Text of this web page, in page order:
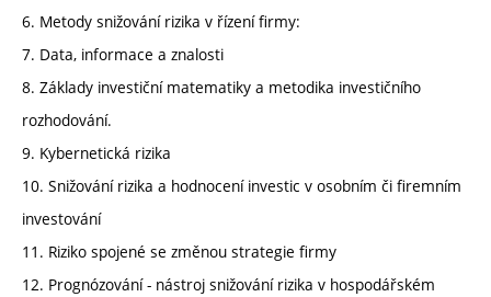
6. Metody snižování rizika v řízení firmy:
7. Data, informace a znalosti
8. Základy investiční matematiky a metodika investičního
rozhodování.
9. Kybernetická rizika
10. Snižování rizika a hodnocení investic v osobním či firemním
investování
11. Riziko spojené se změnou strategie firmy
12. Prognózování - nástroj snižování rizika v hospodářském